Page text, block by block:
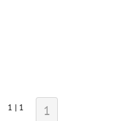
1 | 1 1